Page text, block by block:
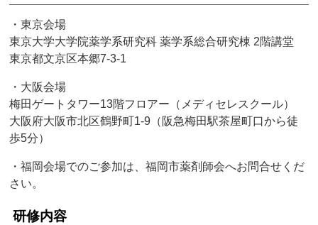
・東京会場
東京大学大学院薬学系研究科 薬学系総合研究棟 2階講堂
東京都文京区本郷7-3-1
・大阪会場
梅田ゲートタワー13階フロアー（メディセレスクール）
大阪府大阪市北区鶴野町1-9（阪急梅田駅茶屋町口から徒
歩5分）
・福岡会場でのご参加は、福岡市薬剤師会へお問合せくだ
さい。
研修内容